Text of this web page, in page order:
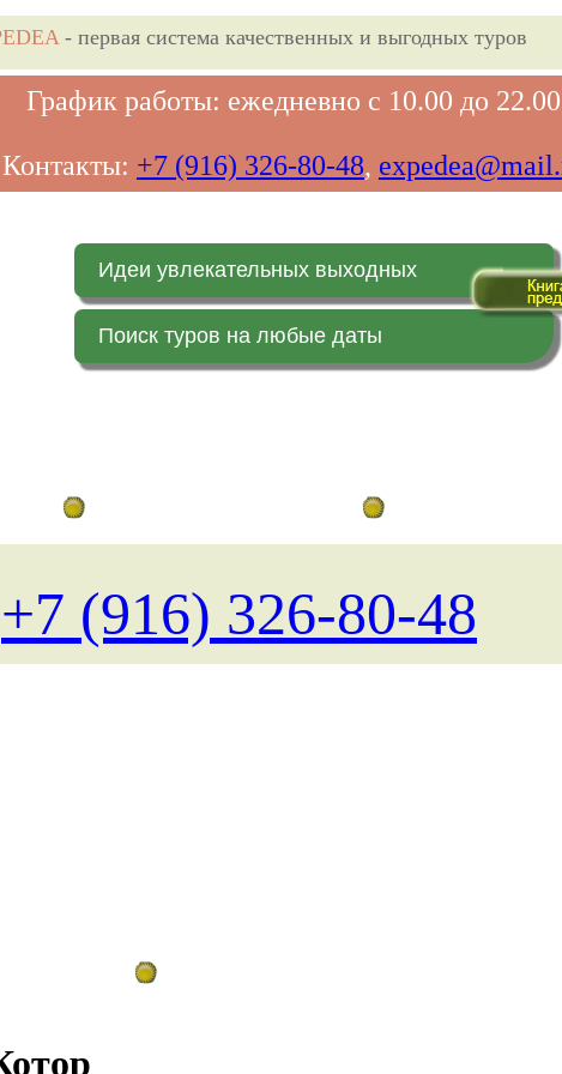
- первая система качественных и выгодных туров
График работы: ежедневно с 10.00 до 22.00
Контакты: +7 (916) 326-80-48,
Идеи увлекательных выходных
Поиск туров на любые даты
+7 (916) 326-80-48